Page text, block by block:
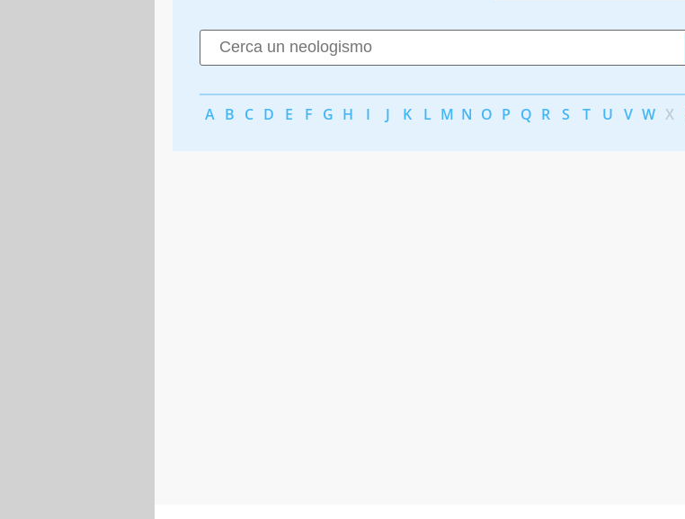
A B C D E F G H I J K L M N O P Q R S T U V W X